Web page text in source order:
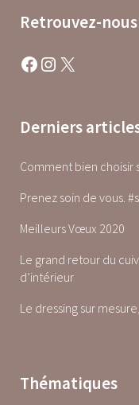
Retrouvez-nous
Facebook Instagram X
Derniers
Comment bien choisir
Prenez soin de vous.
Meilleurs Vœux 2020
Le grand retour du
d’intérieur
Le dressing sur
Thématiques